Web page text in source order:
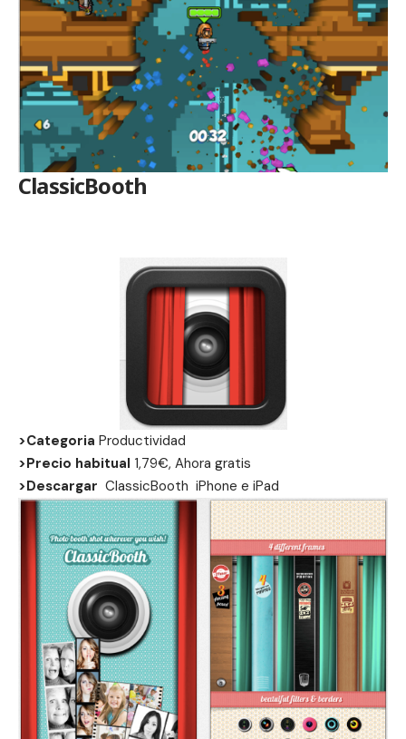
ClassicBooth
>Categoria Productividad
>Precio habitual 1,79€, Ahora gratis
>Descargar ClassicBooth iPhone e iPad